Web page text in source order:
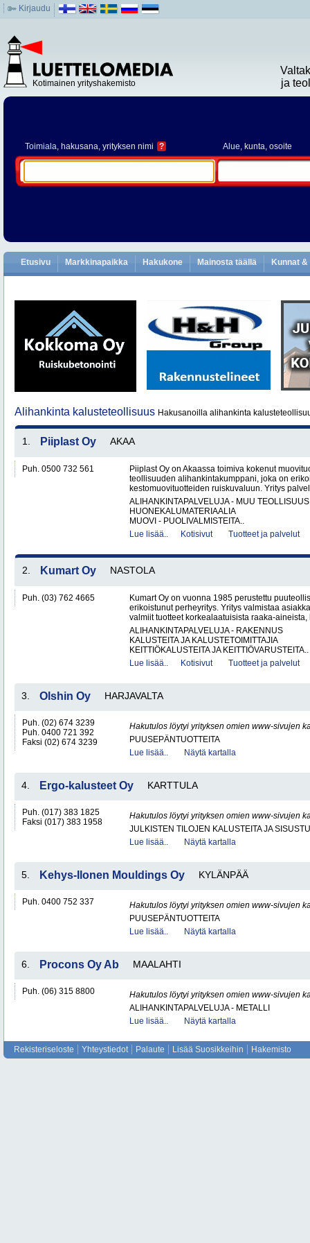
Kirjaudu
Kotimainen yrityshakemisto
ja
Toimiala, hakusana, yrityksen nimi ? Alue, kunta, osoite
Etusivu Markkinapaikka Hakukone Mainosta täällä Kunnat
Alihankinta kalusteteollisuus Hakusanoilla alihankinta
1. Piiplast Oy AKAA
Puh. 0500 732 561
Piiplast Oy on Akaassa toimiva kokenut
teollisuuden alihankintakumppani, joka on
kestomuovituotteiden ruiskuvaluun. Yritys
ALIHANKINTAPALVELUJA - MUU TEOLLISUUS
HUONEKALUMATERIAALIA
MUOVI - PUOLIVALMISTEITA..
Lue lisää..
Kotisivut Tuotteet ja palvelut
2. Kumart Oy NASTOLA
Puh. (03) 762 4665
Kumart Oy on vuonna 1985 perustettu
erikoistunut perheyritys. Yritys valmistaa
valmiit tuotteet korkealaatuisista raaka-aineista,
ALIHANKINTAPALVELUJA - RAKENNUS
KALUSTEITA JA KALUSTETOIMITTAJIA
KEITTIÖKALUSTEITA JA KEITTIÖVARUSTEITA..
Lue lisää..
Kotisivut Tuotteet ja palvelut
3. Olshin Oy HARJAVALTA
Puh. (02) 674 3239
Puh. 0400 721 392
Faksi (02) 674 3239
Hakutulos löytyi yrityksen omien www-sivujen
PUUSEPÄNTUOTTEITA
Lue lisää..
Näytä kartalla
4. Ergo-kalusteet Oy KARTTULA
Puh. (017) 383 1825
Faksi (017) 383 1958
Hakutulos löytyi yrityksen omien www-sivujen
JULKISTEN TILOJEN KALUSTEITA JA
Lue lisää..
Näytä kartalla
5. Kehys-Ilonen Mouldings Oy KYLÄNPÄÄ
Puh. 0400 752 337
Hakutulos löytyi yrityksen omien www-sivujen
PUUSEPÄNTUOTTEITA
Lue lisää..
Näytä kartalla
6. Procons Oy Ab MAALAHTI
Puh. (06) 315 8800
Hakutulos löytyi yrityksen omien www-sivujen
ALIHANKINTAPALVELUJA - METALLI
Lue lisää..
Näytä kartalla
Rekisteriseloste Yhteystiedot Palaute Lisää Suosikkeihin Hakemisto